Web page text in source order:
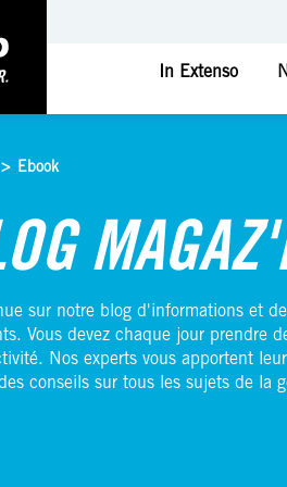
In Extenso
> Ebook
sur notre blog d'informations et
Vous devez chaque jour prendre
Nos experts vous apportent
conseils sur tous les sujets de la